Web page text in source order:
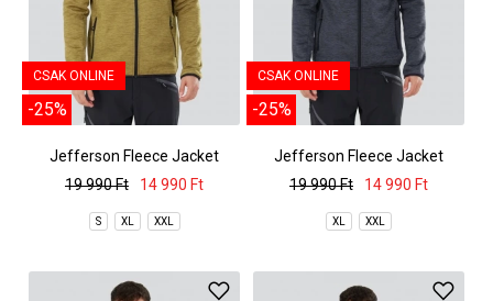
CSAK ONLINE
-25%
Jefferson Fleece Jacket
19 990 Ft
14 990 Ft
S XL XXL
CSAK ONLINE
-25%
Jefferson Fleece Jacket
19 990 Ft
14 990 Ft
XL XXL